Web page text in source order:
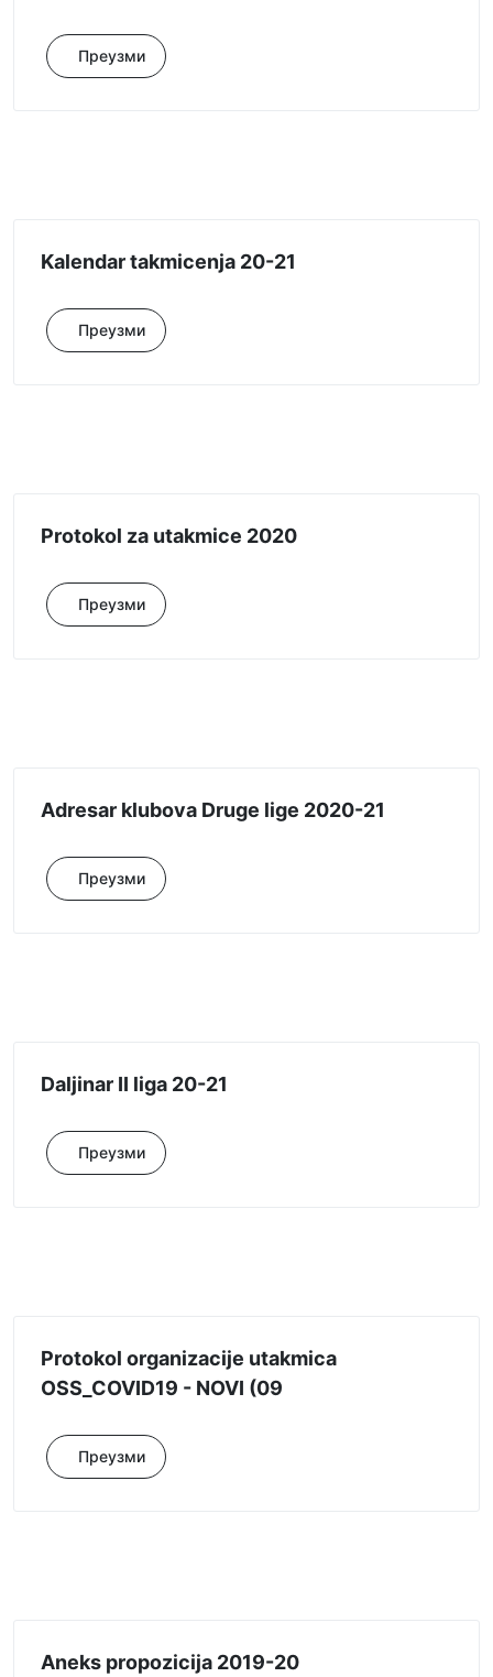
Преузми
Kalendar takmicenja 20-21
Преузми
Protokol za utakmice 2020
Преузми
Adresar klubova Druge lige 2020-21
Преузми
Daljinar II liga 20-21
Преузми
Protokol organizacije utakmica
ОSS_COVID19 - NOVI (09
Преузми
Aneks propozicija 2019-20